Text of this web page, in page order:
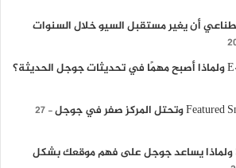
أن يغير مستقبل السيو خلال السنوات
27
ما هو Schema Markup ولماذا يساعد جوجل على فهم موقعك بشكل